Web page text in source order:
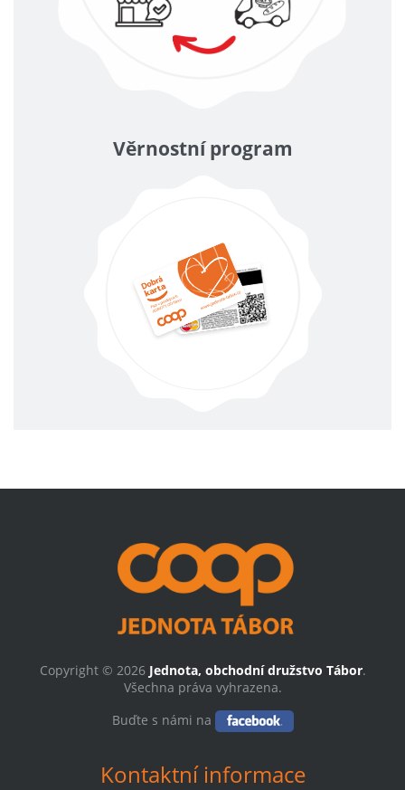
Věrnostní program
Copyright © 2026 Jednota, obchodní družstvo Tábor.
Všechna práva vyhrazena.
Buďte s námi na
Kontaktní informace